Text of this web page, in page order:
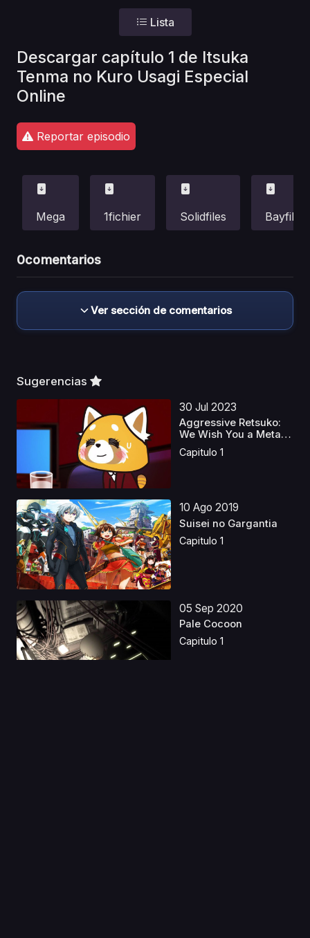
Lista
Descargar capítulo 1 de Itsuka
Tenma no Kuro Usagi Especial
Online
Reportar episodio
Mega 1fichier Solidfiles Bayfiles
0comentarios
Ver sección de comentarios
Sugerencias
30 Jul 2023
Aggressive Retsuko:
We Wish You a Metal
...
Capitulo 1
10 Ago 2019
Suisei no Gargantia
Capitulo 1
05 Sep 2020
Pale Cocoon
Capitulo 1